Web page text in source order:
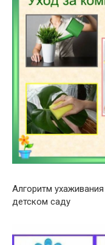
Алгоритм
детском саду